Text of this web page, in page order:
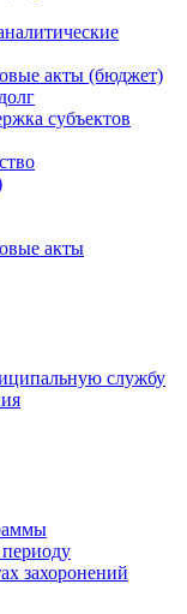
акты (бюджет)
субъектов
акты
службу
захоронений